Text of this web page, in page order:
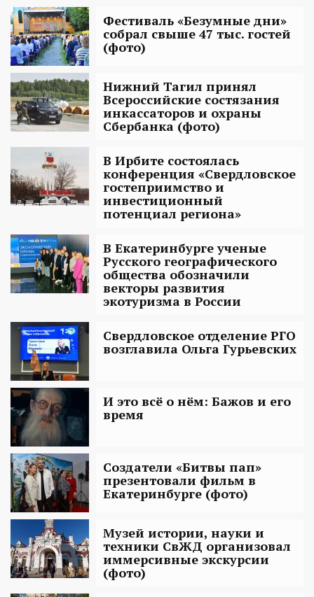
Фестиваль «Безумные дни»
собрал свыше 47 тыс. гостей
(фото)
Нижний Тагил принял
Всероссийские состязания
инкассаторов и охраны
Сбербанка (фото)
В Ирбите состоялась
конференция «Свердловское
гостеприимство и
инвестиционный
потенциал региона»
В Екатеринбурге ученые
Русского географического
общества обозначили
векторы развития
экотуризма в России
Свердловское отделение РГО
возглавила Ольга Гурьевских
И это всё о нём: Бажов и его
время
Создатели «Битвы пап»
презентовали фильм в
Екатеринбурге (фото)
Музей истории, науки и
техники СвЖД организовал
иммерсивные экскурсии
(фото)